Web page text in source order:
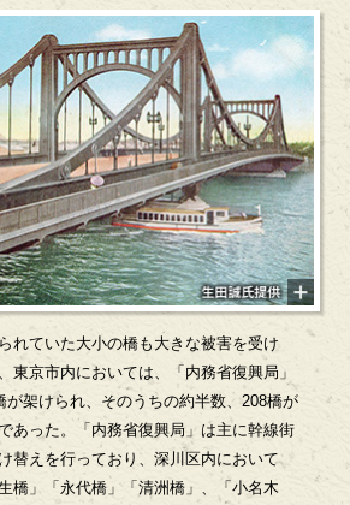
れていた大小の橋も大きな被害を受け
東京市内においては、「内務省復興局」
が架けられ、そのうちの約半数、208橋が
あった。「内務省復興局」は主に幹線街
替えを行っており、深川区内において
橋」「永代橋」「清洲橋」、「小名木